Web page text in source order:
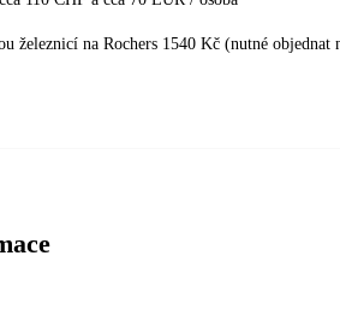
železnicí na Rochers 1540 Kč (nutné